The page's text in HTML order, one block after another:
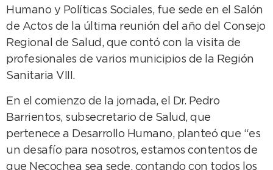
Humano y Políticas Sociales, fue sede en el Salón
de Actos de la última reunión del año del Consejo
Regional de Salud, que contó con la visita de
profesionales de varios municipios de la Región
Sanitaria VIII.
En el comienzo de la jornada, el Dr. Pedro
Barrientos, subsecretario de Salud, que
pertenece a Desarrollo Humano, planteó que “es
un desafío para nosotros, estamos contentos de
que Necochea sea sede, contando con todos los